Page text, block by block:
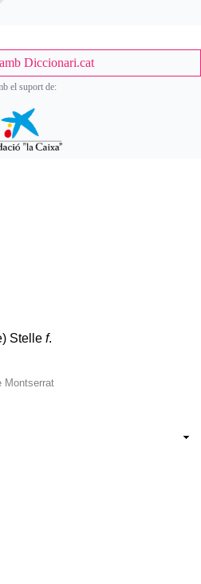
Stelle f.
Montserrat
Diccionari.cat
el suport de: